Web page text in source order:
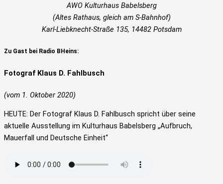
AWO Kulturhaus Babelsberg
(Altes Rathaus, gleich am S-Bahnhof)
Karl-Liebknecht-Straße 135, 14482 Potsdam
Zu Gast bei Radio BHeins:
Fotograf Klaus D. Fahlbusch
(vom 1. Oktober 2020)
HEUTE: Der Fotograf Klaus D. Fahlbusch spricht über seine
aktuelle Ausstellung im Kulturhaus Babelsberg „Aufbruch,
Mauerfall und Deutsche Einheit“